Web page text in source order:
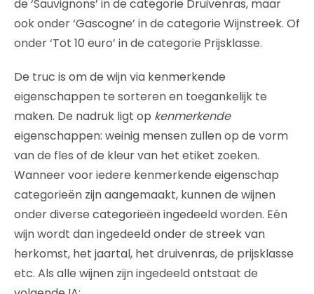
de ‘Sauvignons’ in de categorie Druivenras, maar
ook onder ‘Gascogne’ in de categorie Wijnstreek. Of
onder ‘Tot 10 euro’ in de categorie Prijsklasse.
De truc is om de wijn via kenmerkende
eigenschappen te sorteren en toegankelijk te
maken. De nadruk ligt op kenmerkende
eigenschappen: weinig mensen zullen op de vorm
van de fles of de kleur van het etiket zoeken.
Wanneer voor iedere kenmerkende eigenschap
categorieën zijn aangemaakt, kunnen de wijnen
onder diverse categorieën ingedeeld worden. Eén
wijn wordt dan ingedeeld onder de streek van
herkomst, het jaartal, het druivenras, de prijsklasse
etc. Als alle wijnen zijn ingedeeld ontstaat de